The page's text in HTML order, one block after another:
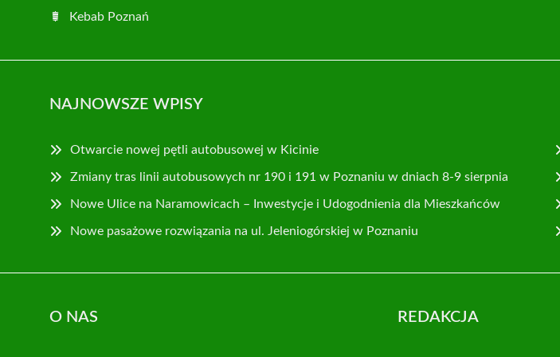
Kebab Poznań
NAJNOWSZE WPISY
Otwarcie nowej pętli autobusowej w Kicinie
Zmiany tras linii autobusowych nr 190 i 191 w Poznaniu w dniach 8-9 sierpnia
Nowe Ulice na Naramowicach – Inwestycje i Udogodnienia dla Mieszkańców
Nowe pasażowe rozwiązania na ul. Jeleniogórskiej w Poznaniu
O NAS REDAKCJA